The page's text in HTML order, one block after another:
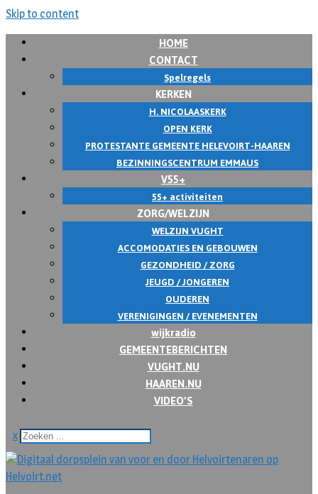
Skip to content
HOME
CONTACT
Spelregels
KERKEN
H. NICOLAASKERK
OPEN KERK
PROTESTANTE GEMEENTE HELEVOIRT-HAAREN
BEZINNINGSCENTRUM EMMAUS
V55+
55+ activiteiten
ZORG/WELZIJN
WELZIJN VUGHT
ACCOMODATIES EN GEBOUWEN
GEZONDHEID / ZORG
JEUGD / JONGEREN
OUDEREN
VERENIGINGEN / EVENEMENTEN
wijkradio
GEMEENTEBERICHTEN
VUGHT.NU
HAAREN.NU
VIDEO’S
x